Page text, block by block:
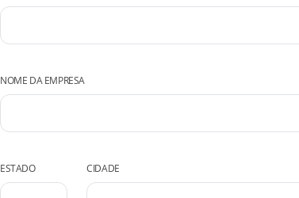
NOME DA EMPRESA
ESTADO CIDADE